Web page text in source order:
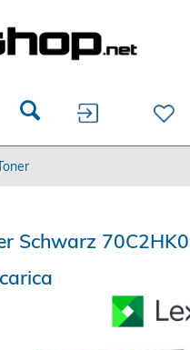
Schwarz